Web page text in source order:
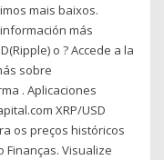
mais baixos.
más
o ? Accede a la
sobre
. Aplicaciones
XRP/USD
os preços históricos
Finanças. Visualize